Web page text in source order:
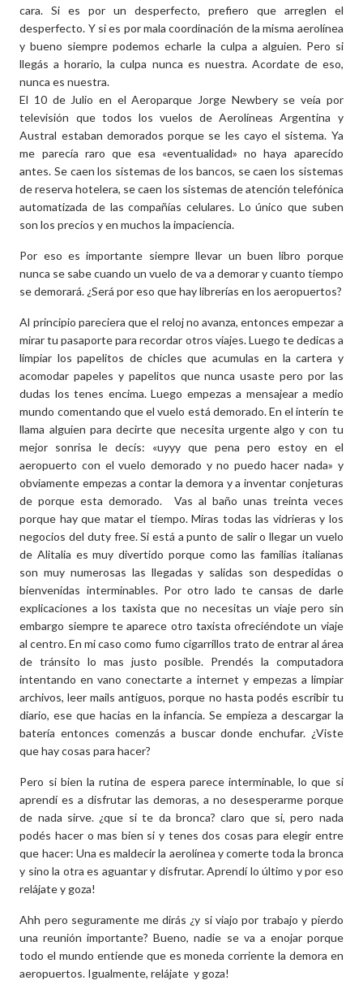
cara. Si es por un desperfecto, prefiero que arreglen el
desperfecto. Y si es por mala coordinación de la misma aerolínea
y bueno siempre podemos echarle la culpa a alguien. Pero si
llegás a horario, la culpa nunca es nuestra. Acordate de eso,
nunca es nuestra.
El 10 de Julio en el Aeroparque Jorge Newbery se veía por
televisión que todos los vuelos de Aerolíneas Argentina y
Austral estaban demorados porque se les cayo el sistema. Ya
me parecía raro que esa «eventualidad» no haya aparecido
antes. Se caen los sistemas de los bancos, se caen los sistemas
de reserva hotelera, se caen los sistemas de atención telefónica
automatizada de las compañías celulares. Lo único que suben
son los precios y en muchos la impaciencia.
Por eso es importante siempre llevar un buen libro porque
nunca se sabe cuando un vuelo de va a demorar y cuanto tiempo
se demorará. ¿Será por eso que hay librerías en los aeropuertos?
Al principio pareciera que el reloj no avanza, entonces empezar a
mirar tu pasaporte para recordar otros viajes. Luego te dedicas a
limpiar los papelitos de chicles que acumulas en la cartera y
acomodar papeles y papelitos que nunca usaste pero por las
dudas los tenes encima. Luego empezas a mensajear a medio
mundo comentando que el vuelo está demorado. En el interín te
llama alguien para decirte que necesita urgente algo y con tu
mejor sonrisa le decís: «uyyy que pena pero estoy en el
aeropuerto con el vuelo demorado y no puedo hacer nada» y
obviamente empezas a contar la demora y a inventar conjeturas
de porque esta demorado. Vas al baño unas treinta veces
porque hay que matar el tiempo. Miras todas las vidrieras y los
negocios del duty free. Si está a punto de salir o llegar un vuelo
de Alitalia es muy divertido porque como las familias italianas
son muy numerosas las llegadas y salidas son despedidas o
bienvenidas interminables. Por otro lado te cansas de darle
explicaciones a los taxista que no necesitas un viaje pero sin
embargo siempre te aparece otro taxista ofreciéndote un viaje
al centro. En mi caso como fumo cigarrillos trato de entrar al área
de tránsito lo mas justo posible. Prendés la computadora
intentando en vano conectarte a internet y empezas a limpiar
archivos, leer mails antiguos, porque no hasta podés escribir tu
diario, ese que hacias en la infancia. Se empieza a descargar la
batería entonces comenzás a buscar donde enchufar. ¿Viste
que hay cosas para hacer?
Pero si bien la rutina de espera parece interminable, lo que si
aprendí es a disfrutar las demoras, a no desesperarme porque
de nada sirve. ¿que si te da bronca? claro que si, pero nada
podés hacer o mas bien si y tenes dos cosas para elegir entre
que hacer: Una es maldecir la aerolínea y comerte toda la bronca
y sino la otra es aguantar y disfrutar. Aprendí lo último y por eso
relájate y goza!
Ahh pero seguramente me dirás ¿y si viajo por trabajo y pierdo
una reunión importante? Bueno, nadie se va a enojar porque
todo el mundo entiende que es moneda corriente la demora en
aeropuertos. Igualmente, relájate y goza!